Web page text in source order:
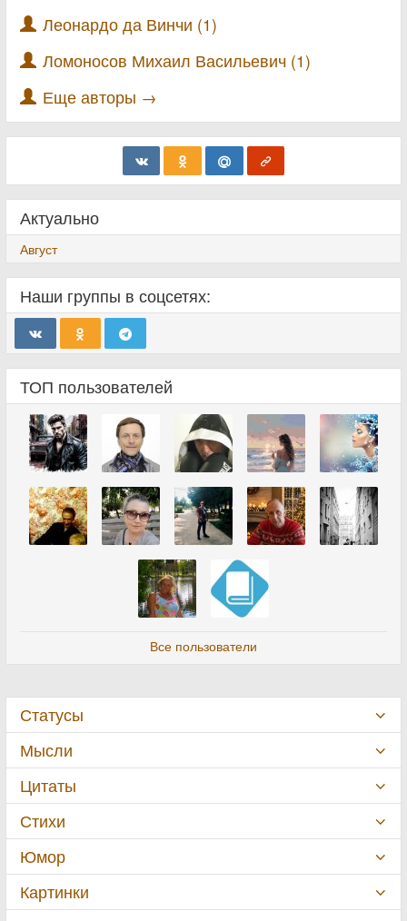
Леонардо да Винчи (1)
Ломоносов Михаил Васильевич (1)
Еще авторы →
Актуально
Август
Наши группы в соцсетях:
ТОП пользователей
Все пользователи
Статусы
Мысли
Цитаты
Стихи
Юмор
Картинки